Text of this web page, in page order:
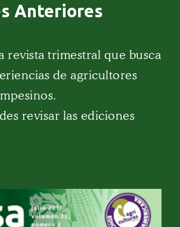
Anteriores
revista trimestral que busca
de agricultores
revisar las ediciones